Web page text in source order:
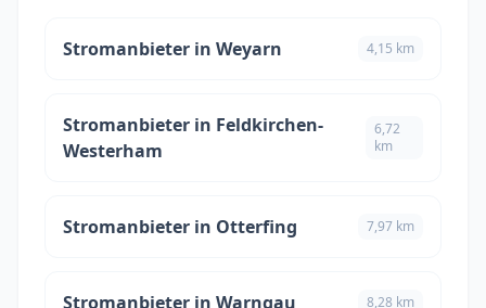
Stromanbieter in Weyarn 4,15 km
Stromanbieter in Feldkirchen-
Westerham
6,72
km
Stromanbieter in Otterfing 7,97 km
Stromanbieter in Warngau 8,28 km